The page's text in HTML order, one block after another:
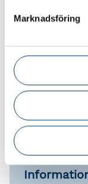
Marknadsföring
och självklart
under den här
Srf
För att kursen
ska den vara